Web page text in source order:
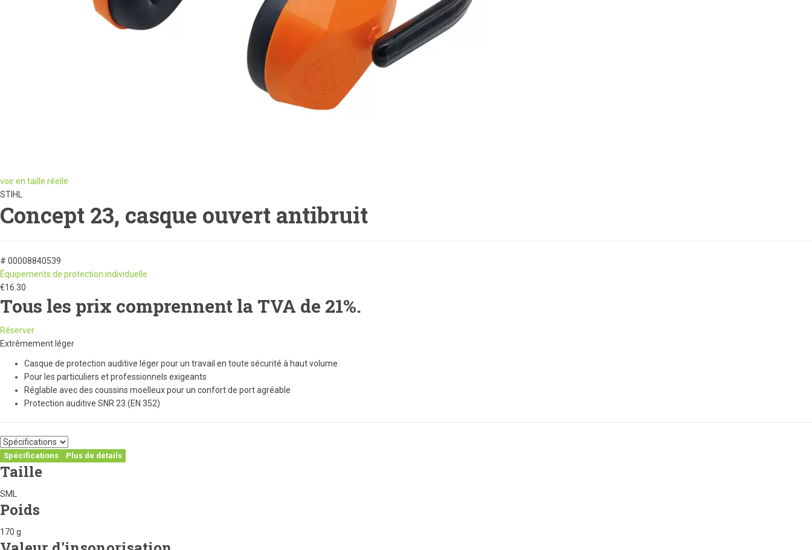
voir en taille réelle
STIHL
Concept 23, casque ouvert antibruit
# 00008840539
Équipements de protection individuelle
€16.30
Tous les prix comprennent la TVA de 21%.
Réserver
Extrêmement léger
Casque de protection auditive léger pour un travail en toute sécurité à haut volume
Pour les particuliers et professionnels exigeants
Réglable avec des coussins moelleux pour un confort de port agréable
Protection auditive SNR 23 (EN 352)
Spécifications Plus de détails
Taille
SML
Poids
170 g